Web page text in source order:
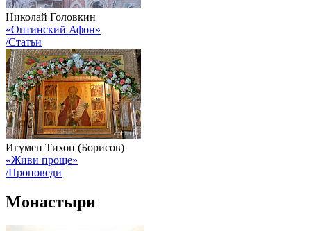
Николай Головкин
«Оптинский Афон»
/Статьи
Игумен Тихон (Борисов)
«Живи проще»
/Проповеди
Монастыри